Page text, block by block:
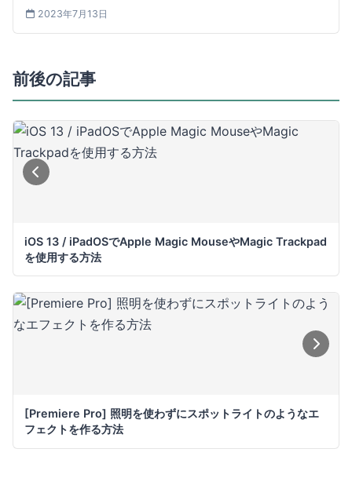
2023年7月13日
前後の記事
iOS 13 / iPadOSでApple Magic MouseやMagic Trackpad
を使用する方法
[Premiere Pro] 照明を使わずにスポットライトのようなエ
フェクトを作る方法